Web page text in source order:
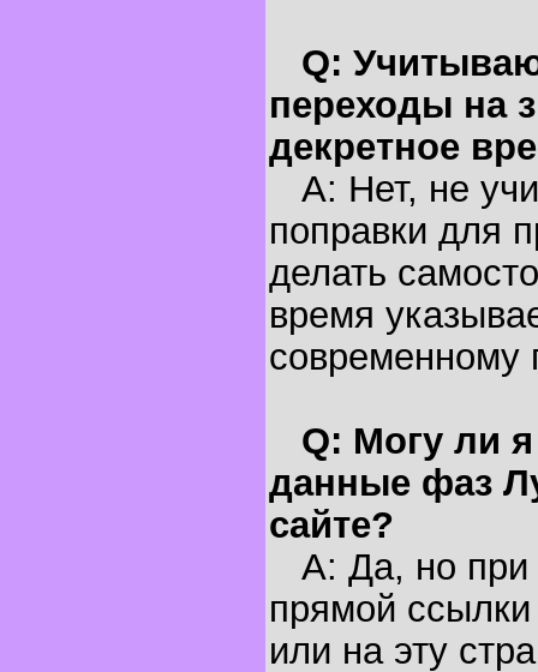
Q:
переходы на
декретное
A: Нет, не
поправки для
делать
время
современному
Q: Могу ли
данные фаз
сайте?
A: Да, но при
прямой
или на эту